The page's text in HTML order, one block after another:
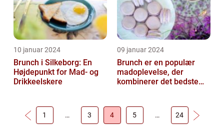
10 januar 2024
Brunch i Silkeborg: En
Højdepunkt for Mad- og
Drikkeelskere
09 januar 2024
Brunch er en populær
madoplevelse, der
kombinerer det bedste
1 … 3 4 5 … 24